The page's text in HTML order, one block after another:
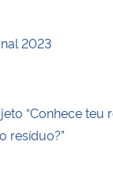
2023
“Conhece teu
resíduo?”